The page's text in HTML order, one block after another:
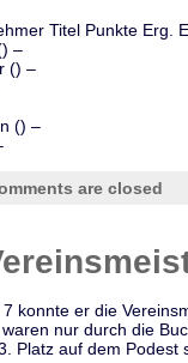
Titel Punkte Erg.
–
() –
() –
are closed
konnte er die
nur durch die
Platz auf dem Podest